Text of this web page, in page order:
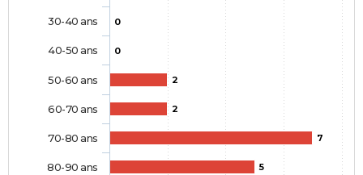
0
0
2
2
7
5
30-40 ans
40-50 ans
50-60 ans
60-70 ans
70-80 ans
80-90 ans